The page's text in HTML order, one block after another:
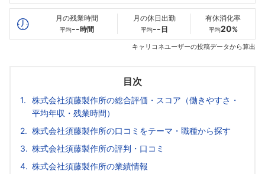
最高年収
--万
--万
--万
月の残業時間
平均--時間
月の休日出勤
平均-- 日
有休消化率
平均20%
キャリコネユーザーの投稿データから算出
目次
株式会社須藤製作所の総合評価・スコア（働きやすさ・
平均年収・残業時間）
株式会社須藤製作所の口コミをテーマ・職種から探す
株式会社須藤製作所の評判・口コミ
株式会社須藤製作所の業績情報